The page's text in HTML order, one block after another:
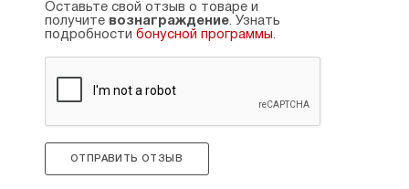
Оставьте свой отзыв о товаре и
получите вознаграждение. Узнать
подробности бонусной программы.
ОТПРАВИТЬ ОТЗЫВ